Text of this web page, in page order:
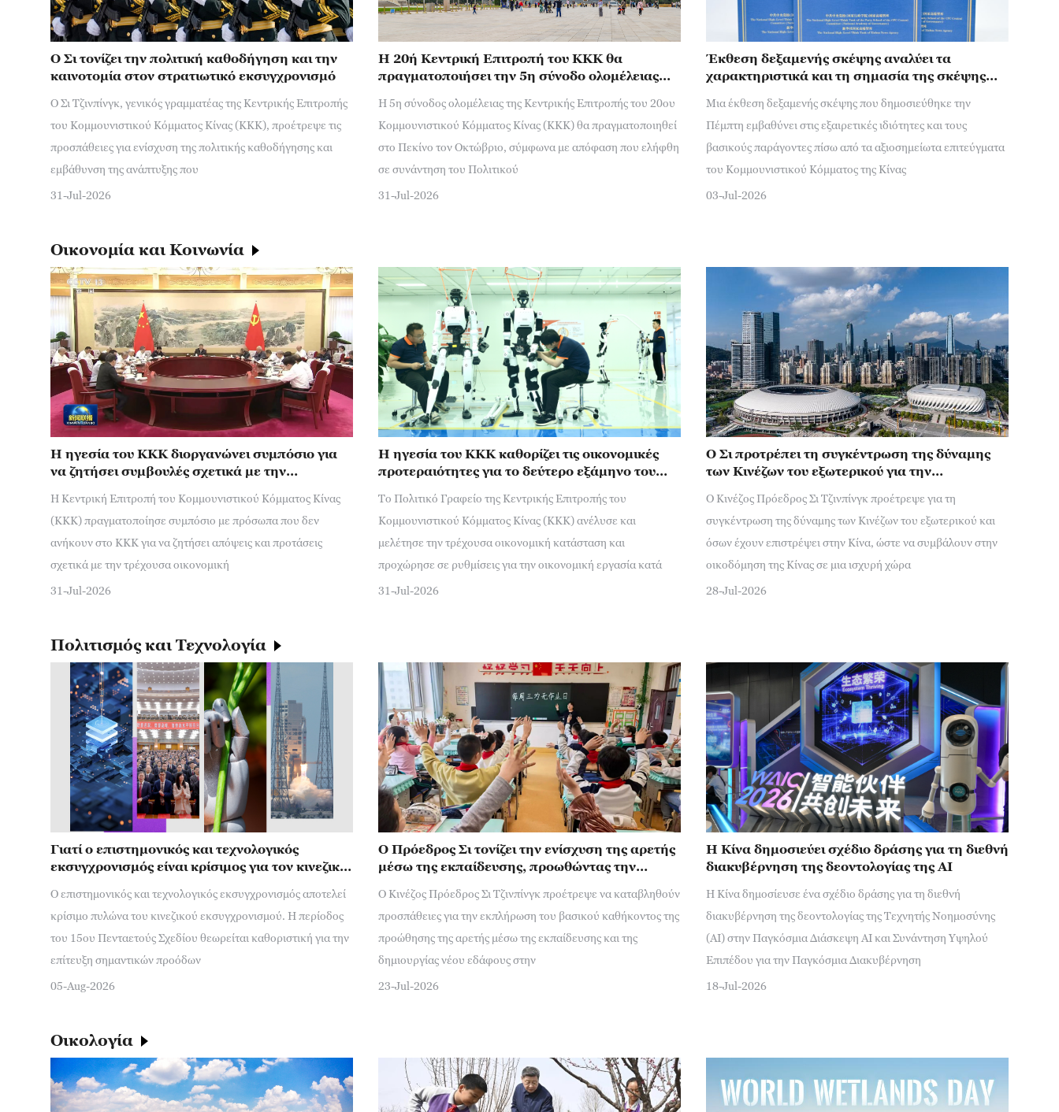
Ο Σι τονίζει την πολιτική καθοδήγηση και την
καινοτομία στον στρατιωτικό εκσυγχρονισμό
Ο Σι Τζινπίνγκ, γενικός γραμματέας της Κεντρικής Επιτροπής
του Κομμουνιστικού Κόμματος Κίνας (ΚΚΚ), προέτρεψε τις
προσπάθειες για ενίσχυση της πολιτικής καθοδήγησης και
εμβάθυνση της ανάπτυξης που
31-Jul-2026
Η 20ή Κεντρική Επιτροπή του ΚΚΚ θα
πραγματοποιήσει την 5η σύνοδο ολομέλειας
Κόμματος
Η 5η σύνοδος ολομέλειας της Κεντρικής Επιτροπής του 20ου
Κομμουνιστικού Κόμματος Κίνας (ΚΚΚ) θα πραγματοποιηθεί
στο Πεκίνο τον Οκτώβριο, σύμφωνα με απόφαση που ελήφθη
σε συνάντηση του Πολιτικού
31-Jul-2026
Έκθεση δεξαμενής σκέψης αναλύει τα
χαρακτηριστικά και τη σημασία της σκέψης
κόμματος
Μια έκθεση δεξαμενής σκέψης που δημοσιεύθηκε την
Πέμπτη εμβαθύνει στις εξαιρετικές ιδιότητες και τους
βασικούς παράγοντες πίσω από τα αξιοσημείωτα επιτεύγματα
του Κομμουνιστικού Κόμματος της Κίνας
03-Jul-2026
Οικονομία και Κοινωνία
Η ηγεσία του ΚΚΚ διοργανώνει συμπόσιο για
να ζητήσει συμβουλές σχετικά με την
Η Κεντρική Επιτροπή του Κομμουνιστικού Κόμματος Κίνας
(ΚΚΚ) πραγματοποίησε συμπόσιο με πρόσωπα που δεν
ανήκουν στο ΚΚΚ για να ζητήσει απόψεις και προτάσεις
σχετικά με την τρέχουσα οικονομική
31-Jul-2026
Η ηγεσία του ΚΚΚ καθορίζει τις οικονομικές
προτεραιότητες για το δεύτερο εξάμηνο του
Το Πολιτικό Γραφείο της Κεντρικής Επιτροπής του
Κομμουνιστικού Κόμματος Κίνας (ΚΚΚ) ανέλυσε και
μελέτησε την τρέχουσα οικονομική κατάσταση και
προχώρησε σε ρυθμίσεις για την οικονομική εργασία κατά
31-Jul-2026
Ο Σι προτρέπει τη συγκέντρωση της δύναμης
των Κινέζων του εξωτερικού για την
εθνικής αναζωογόνησης
Ο Κινέζος Πρόεδρος Σι Τζινπίνγκ προέτρεψε για τη
συγκέντρωση της δύναμης των Κινέζων του εξωτερικού και
όσων έχουν επιστρέψει στην Κίνα, ώστε να συμβάλουν στην
οικοδόμηση της Κίνας σε μια ισχυρή χώρα
28-Jul-2026
Πολιτισμός και Τεχνολογία
Γιατί ο επιστημονικός και τεχνολογικός
εκσυγχρονισμός είναι κρίσιμος για τον κινεζικό
Ο επιστημονικός και τεχνολογικός εκσυγχρονισμός αποτελεί
κρίσιμο πυλώνα του κινεζικού εκσυγχρονισμού. Η περίοδος
του 15ου Πενταετούς Σχεδίου θεωρείται καθοριστική για την
επίτευξη σημαντικών προόδων
05-Aug-2026
Ο Πρόεδρος Σι τονίζει την ενίσχυση της αρετής
μέσω της εκπαίδευσης, προωθώντας την
Ο Κινέζος Πρόεδρος Σι Τζινπίνγκ προέτρεψε να καταβληθούν
προσπάθειες για την εκπλήρωση του βασικού καθήκοντος της
προώθησης της αρετής μέσω της εκπαίδευσης και της
δημιουργίας νέου εδάφους στην
23-Jul-2026
Η Κίνα δημοσιεύει σχέδιο δράσης για τη διεθνή
διακυβέρνηση της δεοντολογίας της AI
Η Κίνα δημοσίευσε ένα σχέδιο δράσης για τη διεθνή
διακυβέρνηση της δεοντολογίας της Τεχνητής Νοημοσύνης
(AI) στην Παγκόσμια Διάσκεψη AI και Συνάντηση Υψηλού
Επιπέδου για την Παγκόσμια Διακυβέρνηση
18-Jul-2026
Οικολογία